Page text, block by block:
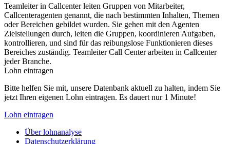
Teamleiter in Callcenter leiten Gruppen von Mitarbeiter,
Callcenteragenten genannt, die nach bestimmten Inhalten, Themen
oder Bereichen gebildet wurden. Sie gehen mit den Agenten
Zielstellungen durch, leiten die Gruppen, koordinieren Aufgaben,
kontrollieren, und sind für das reibungslose Funktionieren dieses
Bereiches zuständig. Teamleiter Call Center arbeiten in Callcenter
jeder Branche.
Lohn eintragen
Bitte helfen Sie mit, unsere Datenbank aktuell zu halten, indem Sie
jetzt Ihren eigenen Lohn eintragen. Es dauert nur 1 Minute!
Lohn eintragen
Über lohnanalyse
Datenschutzerklärung